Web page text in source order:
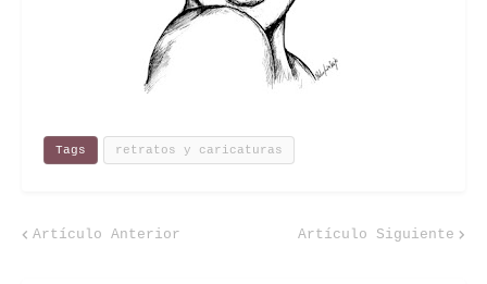
Tags retratos y caricaturas
Artículo Anterior Artículo Siguiente